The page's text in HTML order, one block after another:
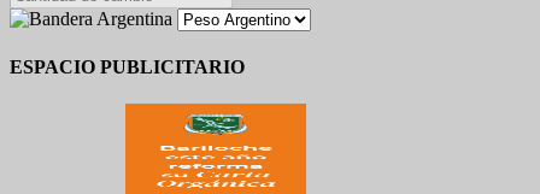
ESPACIO PUBLICITARIO